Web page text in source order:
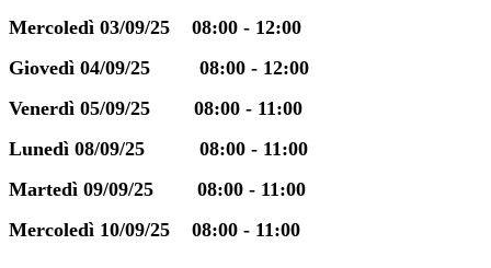
Mercoledì 03/09/25 08:00 - 12:00
Giovedì 04/09/25 08:00 - 12:00
Venerdì 05/09/25 08:00 - 11:00
Lunedì 08/09/25 08:00 - 11:00
Martedì 09/09/25 08:00 - 11:00
Mercoledì 10/09/25 08:00 - 11:00